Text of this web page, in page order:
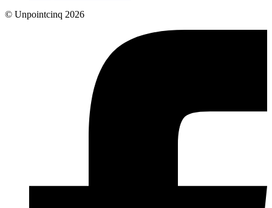
© Unpointcinq 2026